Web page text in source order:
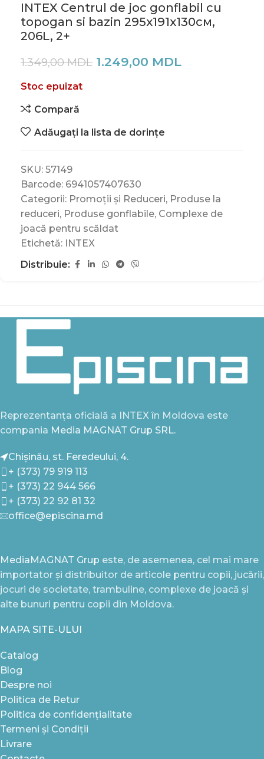
INTEX Centrul de joc gonflabil cu
topogan si bazin 295x191x130см,
206L, 2+
1.349,00MDL 1.249,00 MDL
Stoc epuizat
Compară
Adăugați la lista de dorințe
SKU: 57149
Barcode: 6941057407630
Categorii: Promoții și Reduceri, Produse la
reduceri, Produse gonflabile, Complexe de
joacă pentru scăldat
Etichetă:
INTEX
Distribuie:
Reprezentanța oficială a INTEX în Moldova este
compania Media MAGNAT Grup SRL.
Chișinău, st. Feredeului, 4.
+ (373) 79 919 113
+ (373) 22 944 566
+ (373) 22 92 81 32
office@episcina.md
MediaMAGNAT Grup este, de asemenea, cel mai mare
importator și distribuitor de articole pentru copii, jucării,
jocuri de societate, trambuline, complexe de joacă și
alte bunuri pentru copii din Moldova.
MAPA SITE-ULUI
Catalog
Blog
Despre noi
Politica de Retur
Politica de confidențialitate
Termeni și Condiții
Livrare